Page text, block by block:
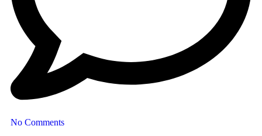
No Comments